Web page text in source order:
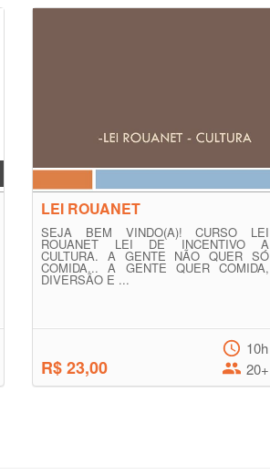
LEI ROUANET
SEJA BEM VINDO(A)! CURSO LEI
ROUANET LEI DE INCENTIVO A
CULTURA. A GENTE NÃO QUER SÓ
COMIDA... A GENTE QUER COMIDA,
DIVERSÃO E ...
R$ 23,00
10h
20+